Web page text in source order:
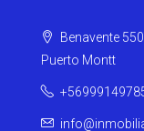
Benavente
Puerto Montt